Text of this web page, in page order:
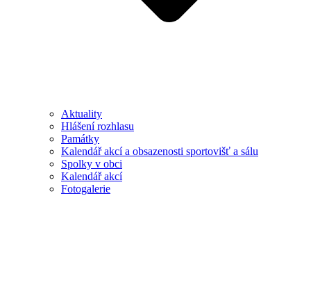
Aktuality
Hlášení rozhlasu
Památky
Kalendář akcí a obsazenosti sportovišť a sálu
Spolky v obci
Kalendář akcí
Fotogalerie